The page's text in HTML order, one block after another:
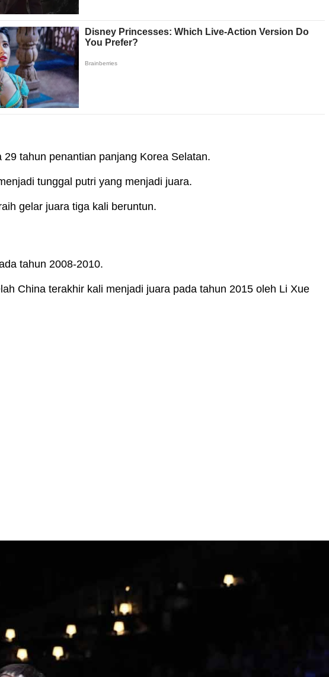
tahun penantian panjang Korea Selatan.
tunggal putri yang menjadi juara.
gelar juara tiga kali beruntun.
tahun 2008-2010.
China terakhir kali menjadi juara pada tahun 2015 oleh Li Xue